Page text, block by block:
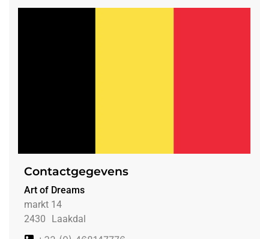
Contactgegevens
Art of Dreams
markt 14
2430
Laakdal